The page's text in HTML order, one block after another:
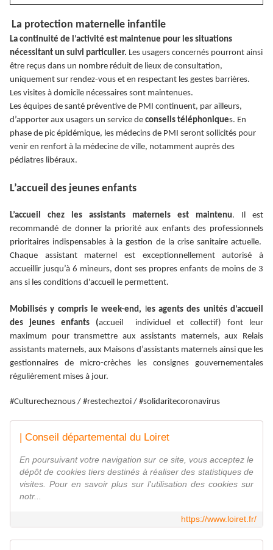
La protection maternelle infantile
La continuité de l’activité est maintenue pour les situations
nécessitant un suivi particulier. Les usagers concernés pourront ainsi
être reçus dans un nombre réduit de lieux de consultation,
uniquement sur rendez-vous et en respectant les gestes barrières.
Les visites à domicile nécessaires sont maintenues.
Les équipes de santé préventive de PMI continuent, par ailleurs,
d’apporter aux usagers un service de conseils téléphoniques. En
phase de pic épidémique, les médecins de PMI seront sollicités pour
venir en renfort à la médecine de ville, notamment auprès des
pédiatres libéraux.
L’accueil des jeunes enfants
L’accueil chez les assistants maternels est maintenu. Il est
recommandé de donner la priorité aux enfants des professionnels
prioritaires indispensables à la gestion de la crise sanitaire actuelle.
Chaque assistant maternel est exceptionnellement autorisé à
accueillir jusqu’à 6 mineurs, dont ses propres enfants de moins de 3
ans si les conditions d'accueil le permettent.
Mobilisés y compris le week-end, les agents des unités d’accueil
des jeunes enfants (accueil individuel et collectif) font leur
maximum pour transmettre aux assistants maternels, aux Relais
assistants maternels, aux Maisons d’assistants maternels ainsi que les
gestionnaires de micro-crèches les consignes gouvernementales
régulièrement mises à jour.
#Culturecheznous / #restecheztoi / #solidaritecoronavirus
| Conseil départemental du Loiret
En poursuivant votre navigation sur ce site, vous acceptez le
dépôt de cookies tiers destinés à réaliser des statistiques de
visites. Pour en savoir plus sur l'utilisation des cookies sur
notr...
https://www.loiret.fr/